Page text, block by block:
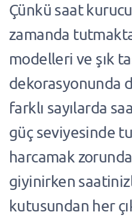
Çünkü saat
zamanda
modelleri ve şık
dekorasyonunda
farklı sayılarda
güç seviyesinde
harcamak
giyinirken
kutusundan her